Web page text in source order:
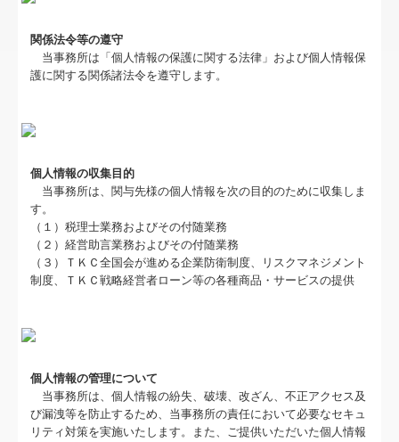
病院・診療所の皆様へ
補助金・助成金・融資情報
関与先向け融資商品ご紹介
グループ通算（有利・不利）判定
経営革新等支援機関とは
経営改善計画の策定支援
関係法令等の遵守
当事務所は「個人情報の保護に関する法律」および個人情報保
護に関する関係諸法令を遵守します。
個人情報の収集目的
当事務所は、関与先様の個人情報を次の目的のために収集しま
す。
（１）税理士業務およびその付随業務
（２）経営助言業務およびその付随業務
（３）ＴＫＣ全国会が進める企業防衛制度、リスクマネジメント
制度、ＴＫＣ戦略経営者ローン等の各種商品・サービスの提供
個人情報の管理について
当事務所は、個人情報の紛失、破壊、改ざん、不正アクセス及
び漏洩等を防止するため、当事務所の責任において必要なセキュ
リティ対策を実施いたします。また、ご提供いただいた個人情報